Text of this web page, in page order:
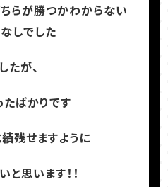
らが勝つかわからない
しでした
たが、
たばかりです
残せますように
思います！！